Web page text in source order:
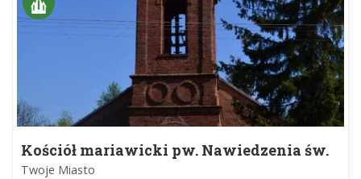
Kościół mariawicki pw. Nawiedzenia św.
Elżbiety w Pepłowie
Twoje Miasto